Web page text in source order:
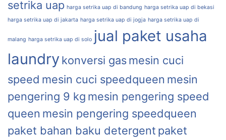
setrika uap harga setrika uap di bandung harga setrika uap di bekasi
harga setrika uap di jakarta harga setrika uap di jogja harga setrika uap di
malang harga setrika uap di solo jual paket usaha
laundrykonversi gasmesin cuci
speed mesin cuci speedqueen mesin
pengering 9 kg mesin pengering speed
queen mesin pengering speedqueen
paket bahan baku detergent paket